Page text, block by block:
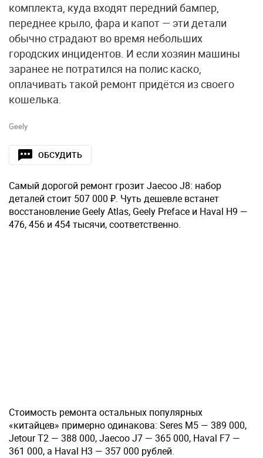
комплекта, куда входят передний бампер,
переднее крыло, фара и капот — эти детали
обычно страдают во время небольших
городских инцидентов. И если хозяин машины
заранее не потратился на полис каско,
оплачивать такой ремонт придётся из своего
кошелька.
Geely
ОБСУДИТЬ
Самый дорогой ремонт грозит Jaecoo J8: набор
деталей стоит 507 000 ₽. Чуть дешевле встанет
восстановление Geely Atlas, Geely Preface и Haval H9 —
476, 456 и 454 тысячи, соответственно.
Стоимость ремонта остальных популярных
«китайцев» примерно одинакова: Seres M5 — 389 000,
Jetour T2 — 388 000, Jaecoo J7 — 365 000, Haval F7 —
361 000, а Haval H3 — 357 000 рублей.